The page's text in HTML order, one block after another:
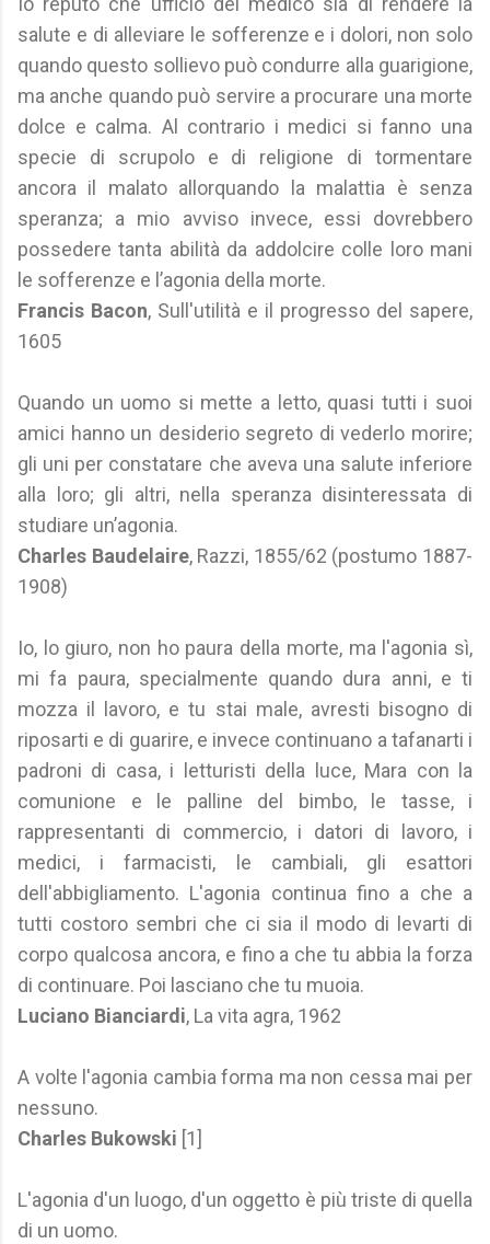
salute e di alleviare le sofferenze e i dolori, non solo
quando questo sollievo può condurre alla guarigione,
ma anche quando può servire a procurare una morte
dolce e calma. Al contrario i medici si fanno una
specie di scrupolo e di religione di tormentare
ancora il malato allorquando la malattia è senza
speranza; a mio avviso invece, essi dovrebbero
possedere tanta abilità da addolcire colle loro mani
le sofferenze e l’agonia della morte.
Francis Bacon, Sull'utilità e il progresso del sapere,
1605
Quando un uomo si mette a letto, quasi tutti i suoi
amici hanno un desiderio segreto di vederlo morire;
gli uni per constatare che aveva una salute inferiore
alla loro; gli altri, nella speranza disinteressata di
studiare un’agonia.
Charles Baudelaire, Razzi, 1855/62 (postumo 1887-
1908)
Io, lo giuro, non ho paura della morte, ma l'agonia sì,
mi fa paura, specialmente quando dura anni, e ti
mozza il lavoro, e tu stai male, avresti bisogno di
riposarti e di guarire, e invece continuano a tafanarti i
padroni di casa, i letturisti della luce, Mara con la
comunione e le palline del bimbo, le tasse, i
rappresentanti di commercio, i datori di lavoro, i
medici, i farmacisti, le cambiali, gli esattori
dell'abbigliamento. L'agonia continua fino a che a
tutti costoro sembri che ci sia il modo di levarti di
corpo qualcosa ancora, e fino a che tu abbia la forza
di continuare. Poi lasciano che tu muoia.
Luciano Bianciardi, La vita agra, 1962
A volte l'agonia cambia forma ma non cessa mai per
nessuno.
Charles Bukowski [1]
L'agonia d'un luogo, d'un oggetto è più triste di quella
di un uomo.